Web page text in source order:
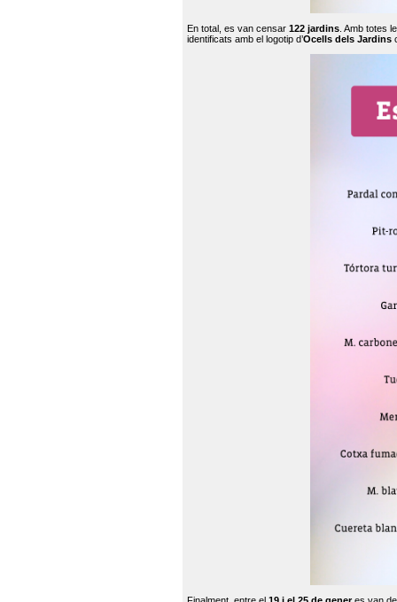
En total, es van censar 122 jardins . Amb totes
identificats amb el logotip d’Ocells dels Jardins